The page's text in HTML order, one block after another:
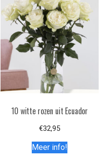
10 witte rozen uit Ecuador
€32,95
Meer info!